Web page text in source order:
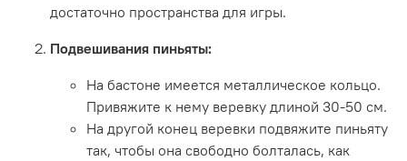
достаточно пространства для игры.
Подвешивания пиньяты:
На бастоне имеется металлическое кольцо.
Привяжите к нему веревку длиной 30-50 см.
На другой конец веревки подвяжите пиньяту
так, чтобы она свободно болталась, как